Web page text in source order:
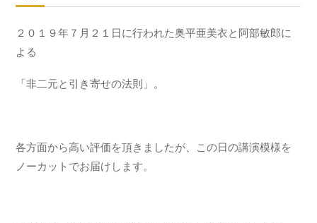
郎
二
引
法
則】
２０１９年７月２１日に行われた奥平亜美衣と阿部敏郎に
よる
「非二元と引き寄せの法則」。
各方面から高い評価を頂きましたが、 この日の講演模様を
ノーカットでお届けします。